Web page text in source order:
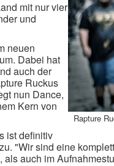
Rapture
mit nur vier
und
neuen
Dabei hat
auch der
Ruckus
nun Dance,
Kern von
ist definitiv
"Wir sind eine
auch im